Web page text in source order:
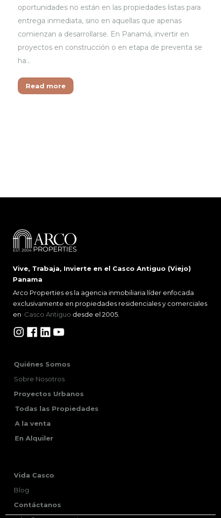
oportunidades no están en las propiedades listas para
entrega inmediata, sino en aquellas que apenas
comienzan a desarrollarse. En Panamá, invertir en
proyectos en construcción o en etapa de preventa se
ha…
Read more
Vive, Trabaja, Invierte en el Casco Antiguo (Viejo)
Panama
Arco Properties es la agencia inmobiliaria líder enfocada
exclusivamente en propiedades residenciales y comerciales
en Casco Antiguo desde el 2005.
Quiénes Somos
Sobre Nosotros
Proyectos Urbanos
Todas las Propiedades
A la venta
En Alquiler
Vida Casco
Blog
Contáctanos